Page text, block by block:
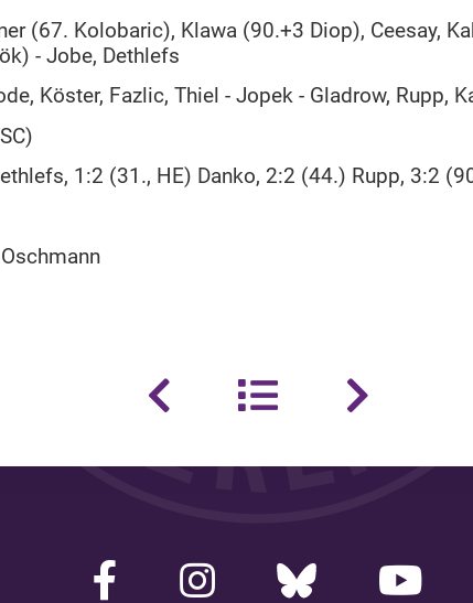
(67. Kolobaric), Klawa (90.+3 Diop), Ceesay,
- Jobe, Dethlefs
Köster, Fazlic, Thiel - Jopek - Gladrow, Rupp,
1:2 (31., HE) Danko, 2:2 (44.) Rupp, 3:2